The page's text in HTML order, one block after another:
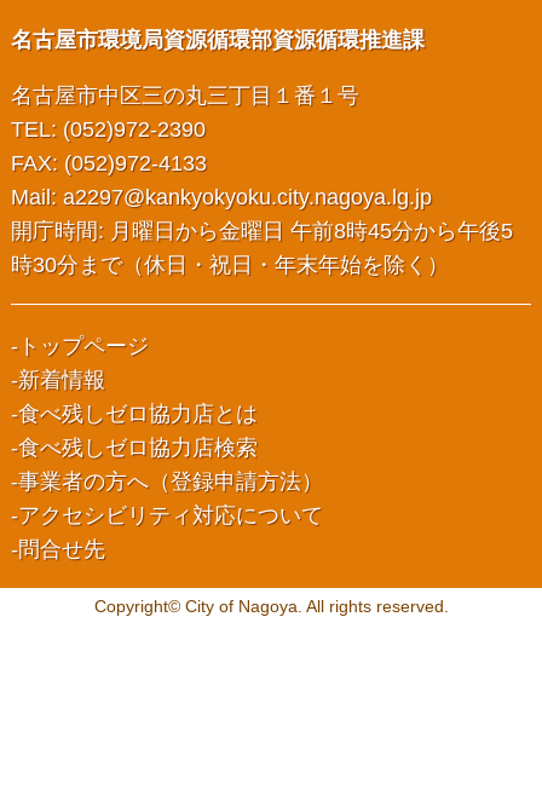
名古屋市環境局資源循環部資源循環推進課
名古屋市中区三の丸三丁目１番１号
TEL: (052)972-2390
FAX: (052)972-4133
Mail: a2297@kankyokyoku.city.nagoya.lg.jp
開庁時間: 月曜日から金曜日 午前8時45分から午後5
時30分まで（休日・祝日・年末年始を除く）
トップページ
新着情報
食べ残しゼロ協力店とは
食べ残しゼロ協力店検索
事業者の方へ（登録申請方法）
アクセシビリティ対応について
問合せ先
Copyright© City of Nagoya. All rights reserved.